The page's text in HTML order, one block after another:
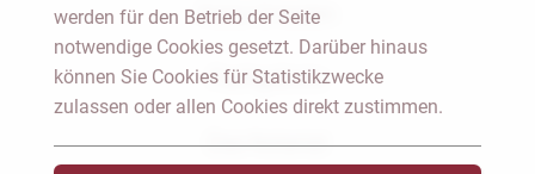
Notar Dresden
Fachgebiete
Das Notariat
werden für den Betrieb der Seite
notwendige Cookies gesetzt. Darüber hinaus
können Sie Cookies für Statistikzwecke
zulassen oder allen Cookies direkt zustimmen.